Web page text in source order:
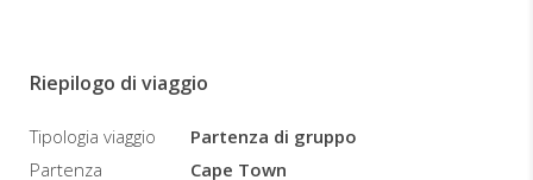
Città
Capo
all'Etosha
National
Riepilogo di viaggio
Tipologia viaggio
Partenza di gruppo
Partenza
Cape Town